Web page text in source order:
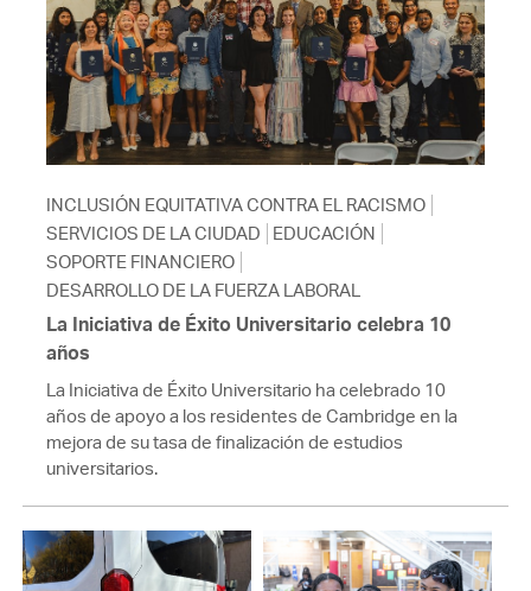
INCLUSIÓN EQUITATIVA CONTRA EL RACISMO
SERVICIOS DE LA CIUDAD
EDUCACIÓN
SOPORTE FINANCIERO
DESARROLLO DE LA FUERZA LABORAL
La Iniciativa de Éxito Universitario celebra 10
años
La Iniciativa de Éxito Universitario ha celebrado 10
años de apoyo a los residentes de Cambridge en la
mejora de su tasa de finalización de estudios
universitarios.